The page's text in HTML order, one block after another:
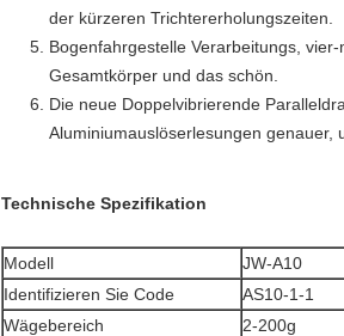
der kürzeren Trichtererholungszeiten.
Bogenfahrgestelle Verarbeitungs,
Gesamtkörper und das schön.
Die neue Doppelvibrierende
Aluminiumauslöserlesungen genauer,
Technische Spezifikation
Modell JW-A10
Identifizieren Sie Code
AS10-1-1
Wägebereich
2-200g